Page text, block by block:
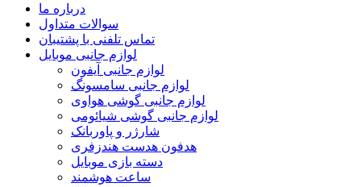
درباره ما
سوالات متداول
تماس تلفنی با پشتیبان
لوازم جانبی موبایل
لوازم جانبی آیفون
لوازم جانبی سامسونگ
لوازم جانبی گوشی هواوی
لوازم جانبی گوشی شیائومی
شارژر و پاوربانک
هدفون هدست هندزفری
دسته بازی موبایل
ساعت هوشمند